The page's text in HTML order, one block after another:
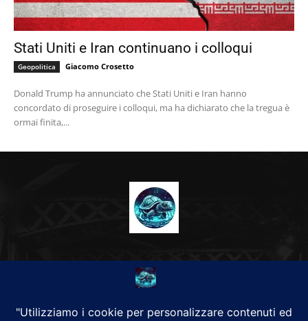
Stati Uniti e Iran continuano i colloqui
Geopolitica Giacomo Crosetto
Donald Trump ha annunciato che Stati Uniti e Iran hanno
concordato di proseguire i colloqui, ma ha dichiarato che la tregua è
ormai finita,...
CHI SIAMO
Alground Geopolitica e Cyberwarfare.